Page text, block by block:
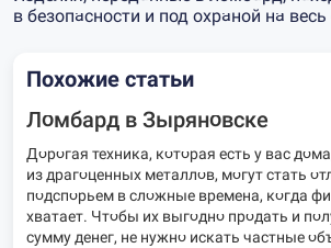
в безопасности и под охраной на весь
Похожие статьи
Ломбард в Зыряновске
Дорогая техника, которая есть у вас
из драгоценных металлов, могут стать
подспорьем в сложные времена, когда
хватает. Чтобы их выгодно продать и
сумму денег, не нужно искать частные